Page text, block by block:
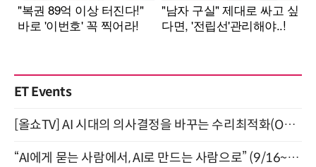
ET Events
[올쇼TV] AI 시대의 의사결정을 바꾸는 수리최적화(Optimization) 소개 (8/20 생방송)
“AI에게 묻는 사람에서, AI로 만드는 사람으로” (9/16~17)